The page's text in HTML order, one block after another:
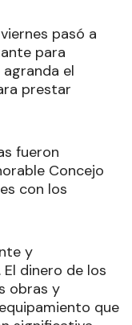
pasó a
para
el
prestar
fueron
Concejo
con los
y
dinero de los
obras y
que